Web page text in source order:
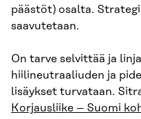
päästöt) osalta.
saavutetaan.
On tarve selvittää ja
hiilineutraaliuden ja
lisäykset turvataan.
Korjausliike – Suomi